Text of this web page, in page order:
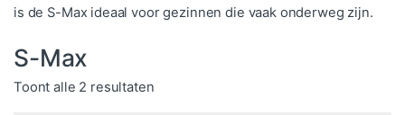
is de S-Max ideaal voor gezinnen die vaak onderweg zijn.
S-Max
Toont alle 2 resultatenGesorteerd op populariteit